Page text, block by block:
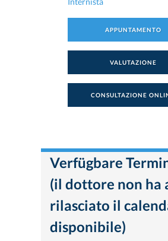
APPUNTAMENTO
VALUTAZIONE
CONSULTAZIONE
Verfügbare
(il dottore non ha
rilasciato il
disponibile)